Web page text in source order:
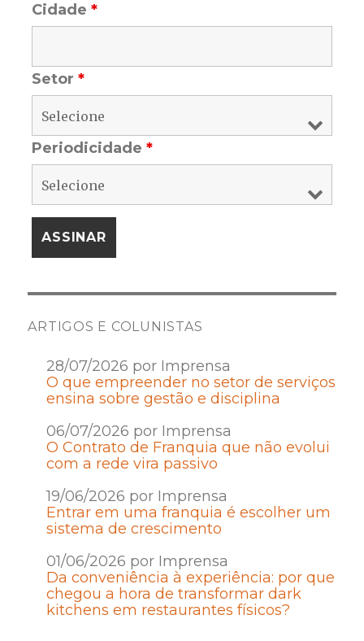
Cidade*
Setor*
Periodicidade*
ARTIGOS E COLUNISTAS
28/07/2026 por Imprensa
O que empreender no setor de serviços
ensina sobre gestão e disciplina
06/07/2026 por Imprensa
O Contrato de Franquia que não evolui
com a rede vira passivo
19/06/2026 por Imprensa
Entrar em uma franquia é escolher um
sistema de crescimento
01/06/2026 por Imprensa
Da conveniência à experiência: por que
chegou a hora de transformar dark
kitchens em restaurantes físicos?